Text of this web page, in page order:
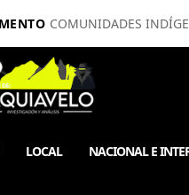
COMUNIDADES
LOCAL NACIONAL E